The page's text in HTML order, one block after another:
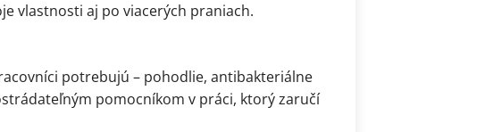
vlastnosti aj po viacerých praniach.
potrebujú – pohodlie, antibakteriálne
pomocníkom v práci, ktorý zaručí